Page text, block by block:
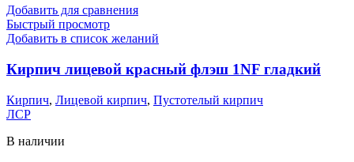
Добавить для сравнения
Быстрый просмотр
Добавить в список желаний
Кирпич лицевой красный флэш 1NF гладкий
Кирпич, Лицевой кирпич, Пустотелый кирпич
ЛСР
В наличии